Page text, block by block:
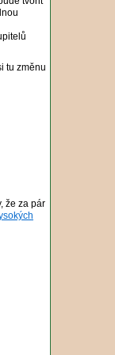
tu změnu
že za pár